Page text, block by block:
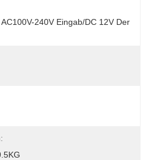
240V Eingab/DC 12V Der